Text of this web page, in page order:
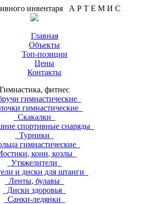
инвентаря А Р Т Е М И С
Главная
Объекты
Топ-позиции
Цены
Контакты
Гимнастика, фитнес
гимнастические
гимнастические
Скакалки
спортивные снаряды
Турники
гимнастические
кони, козлы
Утяжелители
и диски для штанги
Ленты, булавы
Диски здоровья
Санки-ледянки